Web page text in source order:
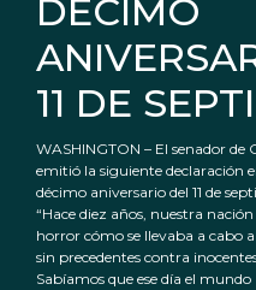
DÉCIMO
11 DE
WASHINGTON – El senador de
emitió la siguiente declaración
décimo aniversario del 11 de
“Hace diez años, nuestra
horror cómo se llevaba a cabo
sin precedentes contra
Sabíamos que ese día el mundo